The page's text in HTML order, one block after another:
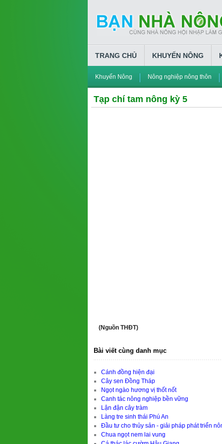
TRANG CHỦ KHUYẾN NÔNG
Khuyến Nông Nông nghiệp nông thôn
Tạp chí tam nông kỳ 5
(Nguồn THĐT)
Bài viết cùng danh mục
Cánh đồng hiện đại
Cây sen Đồng Tháp
Ngọt ngào hương vị thốt nốt
Canh tác nông nghiệp bền vững
Lận đận cây tràm
Làng tre sinh thái Phú An
Đầu tư cho thủy sản - giải pháp phát triển
Chua ngọt nem lai vung